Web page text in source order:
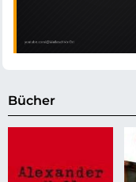
Bücher